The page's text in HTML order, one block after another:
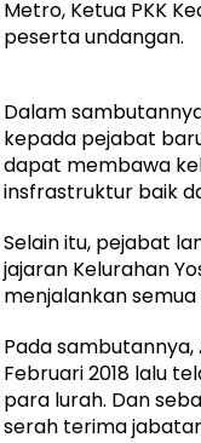
Metro, Ketua PKK
peserta undangan.
Dalam
kepada pejabat
dapat membawa
insfrastruktur baik
Selain itu, pejabat
jajaran Kelurahan
menjalankan
Pada
Februari 2018 lalu
para lurah. Dan
serah terima